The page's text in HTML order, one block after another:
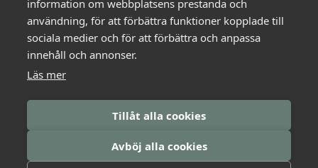
information om webbplatsens prestanda och
användning, för att förbättra funktioner kopplade till
sociala medier och för att förbättra och anpassa
innehåll och annonser.
Läs mer
Tillåt alla cookies
Avböj alla cookies
och rådgivning
Kontakta oss